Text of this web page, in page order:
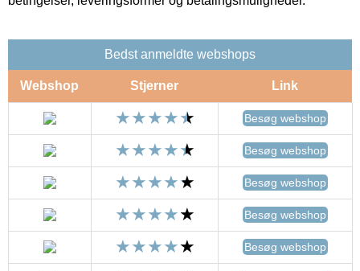
Bedst anmeldte webshops
Webshop Stjerner Link
Besøg webshop
Besøg webshop
Besøg webshop
Besøg webshop
Besøg webshop